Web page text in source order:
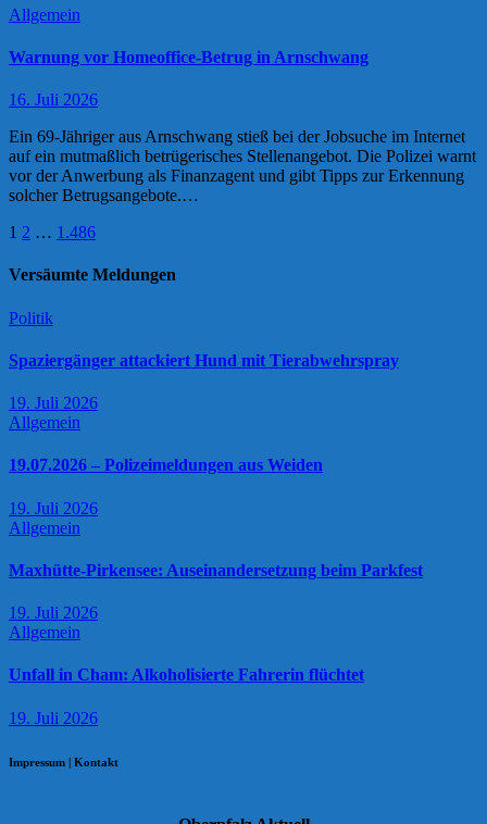
Allgemein
Warnung vor Homeoffice-Betrug in Arnschwang
16. Juli 2026
Ein 69-Jähriger aus Arnschwang stieß bei der Jobsuche im Internet
auf ein mutmaßlich betrügerisches Stellenangebot. Die Polizei warnt
vor der Anwerbung als Finanzagent und gibt Tipps zur Erkennung
solcher Betrugsangebote.…
Seitennummerierung
der
1 2 … 1.486
Versäumte Meldungen
Politik
Spaziergänger attackiert Hund mit Tierabwehrspray
19. Juli 2026
Allgemein
19.07.2026 – Polizeimeldungen aus Weiden
19. Juli 2026
Allgemein
Maxhütte-Pirkensee: Auseinandersetzung beim Parkfest
19. Juli 2026
Allgemein
Unfall in Cham: Alkoholisierte Fahrerin flüchtet
19. Juli 2026
Impressum | Kontakt